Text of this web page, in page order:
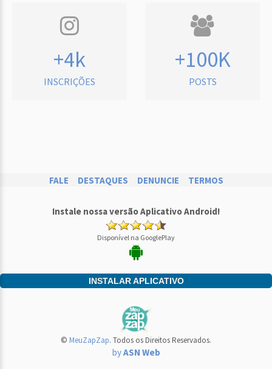
+4k
INSCRIÇÕES
+100K
POSTS
FALE DESTAQUES DENUNCIE TERMOS
Instale nossa versão Aplicativo Android!
Disponível na GooglePlay
INSTALAR APLICATIVO
© MeuZapZap. Todos os Direitos Reservados.
byASN Web